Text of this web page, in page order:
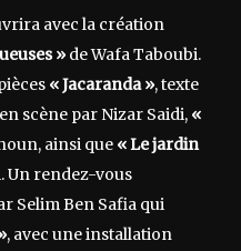
avec la création
» de Wafa Taboubi.
« Jacaranda », texte
scène par Nizar Saidi, «
ainsi que « Le jardin
Un rendez-vous
Selim Ben Safia qui
, avec une installation